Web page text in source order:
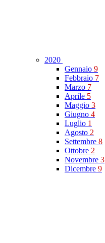
2020
Gennaio 9
Febbraio 7
Marzo 7
Aprile 5
Maggio 3
Giugno 4
Luglio 1
Agosto 2
Settembre 8
Ottobre 2
Novembre 3
Dicembre 9